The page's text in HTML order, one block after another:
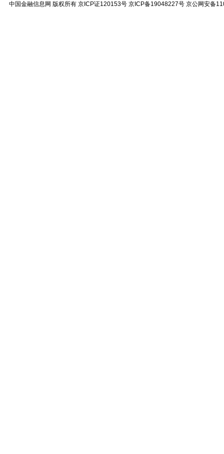
中国金融信息网 版权所有 京ICP证120153号 京ICP备19048227号 京公网安备